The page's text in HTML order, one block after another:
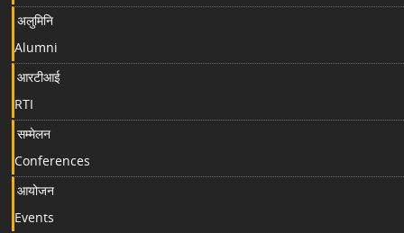
अलुमिनि
Alumni
आरटीआई
RTI
सम्मेलन
Conferences
आयोजन
Events